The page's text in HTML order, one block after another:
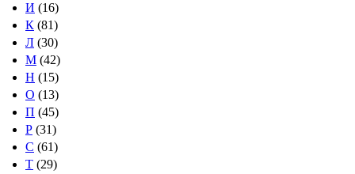
И (16)
К (81)
Л (30)
М (42)
Н (15)
О (13)
П (45)
Р (31)
С (61)
Т (29)